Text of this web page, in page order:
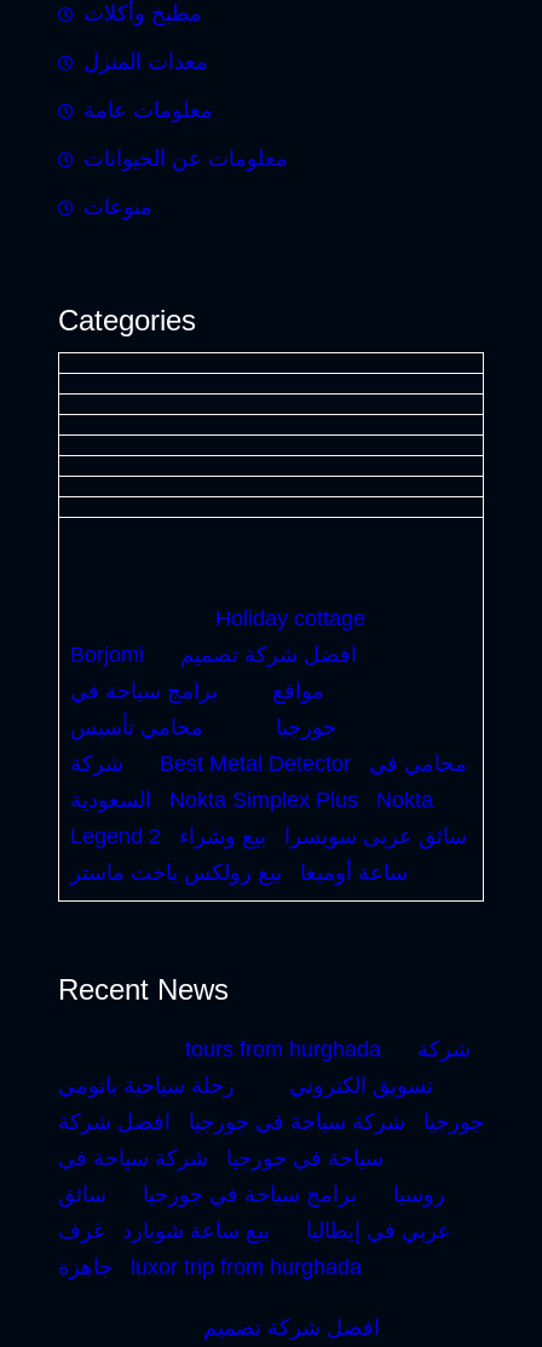
مطبخ وأكلات
معدات المنزل
معلومات عامة
معلومات عن الحيوانات
منوعات
Categories
Holiday cottage
Borjomi
افضل شركة تصميم
مواقع
برامج سياحة في
جورجيا
محامي تأسيس
شركة
Best Metal Detector
محامي في
السعودية
Nokta Simplex Plus
Nokta
Legend 2
سائق عربى سويسرا
بيع وشراء
ساعة أوميغا
بيع رولكس ياخت ماستر
Recent News
tours from hurghada
شركة
تسويق الكتروني
رحلة سياحية باتومي
جورجيا
شركة سياحة في جورجيا
افضل شركة
سياحة في جورجيا
شركة سياحة في
روسيا
برامج سياحة في جورجيا
سائق
عربي في إيطاليا
بيع ساعة شوبارد
غرف
جاهزة
luxor trip from hurghada
افضل شركة تصميم